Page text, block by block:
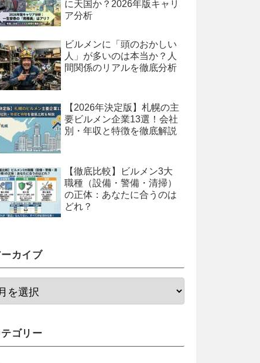
に天国か？2026年版キャリ
ア分析
ビルメンに「頭のおかしい
人」が多いのは本当か？人
間関係のリアルを徹底分析
【2026年決定版】札幌の主
要ビルメン企業13選！会社
別・年収と特徴を徹底解説
【徹底比較】ビルメン3大
職種（設備・警備・清掃）
の正体：あなたに合うのは
どれ？
カイブ
テゴリー